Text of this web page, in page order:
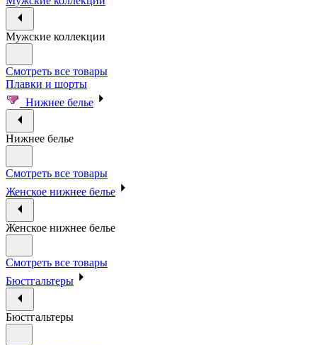
Мужские коллекции
Смотреть все товары
Плавки и шорты
Нижнее белье
Нижнее белье
Смотреть все товары
Женское нижнее белье
Женское нижнее белье
Смотреть все товары
Бюстгальтеры
Бюстгальтеры